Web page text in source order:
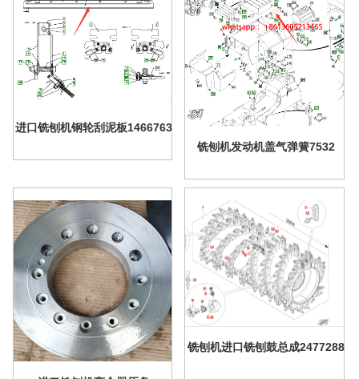
进口铣刨机钢轮刮泥板1466763
铣刨机发动机盖气弹簧7532
铣刨机进口铣刨鼓总成2477288